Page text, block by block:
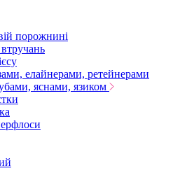
порожнині
елайнерами, ретейнерами
яснами, язиком